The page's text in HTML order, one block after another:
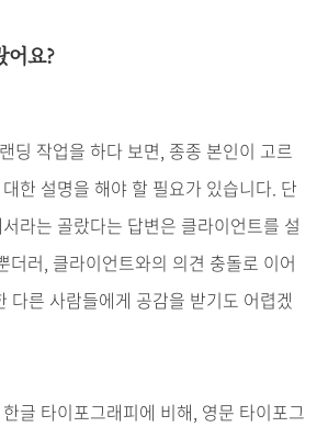
어요?
딩 작업을 하다 보면, 종종 본인이 고르
대한 설명을 해야 할 필요가 있습니다. 단
라는 골랐다는 답변은 클라이언트를 설
더러, 클라이언트와의 의견 충돌로 이어
다른 사람들에게 공감을 받기도 어렵겠
한글 타이포그래피에 비해, 영문 타이포그